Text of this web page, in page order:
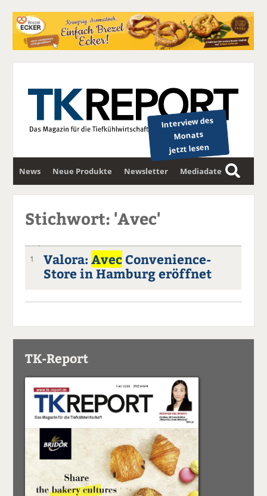
Interview des
Monats
jetzt lesen
News Neue Produkte Newsletter Mediadaten
S
u
Stichwort: 'Avec'
1 Valora:AvecConvenience-
Store in Hamburg eröffnet
TK-Report